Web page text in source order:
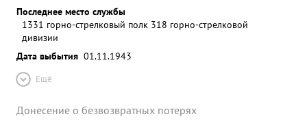
Последнее место службы
1331 горно-стрелковый полк 318 горно-стрелковой
дивизии
Дата выбытия 01.11.1943
Ещё
Донесение о безвозвратных потерях